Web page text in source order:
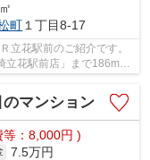
町 １丁目8-17
立花駅前のご紹介です。
立花駅前店」まで186m。
マンション
等：8,000円 )
7.5万円